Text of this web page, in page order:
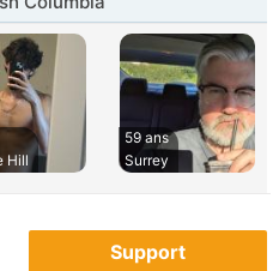
Hill
59 ans
Surrey
Support